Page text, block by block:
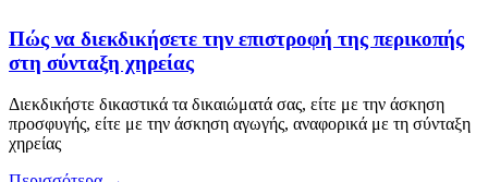
Πώς να διεκδικήσετε την επιστροφή της περικοπής
στη σύνταξη χηρείας
Διεκδικήστε δικαστικά τα δικαιώματά σας, είτε με την άσκηση
προσφυγής, είτε με την άσκηση αγωγής, αναφορικά με τη σύνταξη
χηρείας